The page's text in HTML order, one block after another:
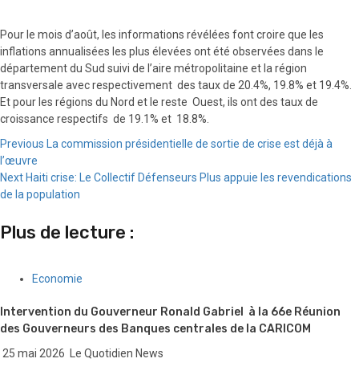
Pour le mois d’août, les informations révélées font croire que les
inflations annualisées les plus élevées ont été observées dans le
département du Sud suivi de l’aire métropolitaine et la région
transversale avec respectivement des taux de 20.4%, 19.8% et 19.4%.
Et pour les régions du Nord et le reste Ouest, ils ont des taux de
croissance respectifs de 19.1% et 18.8%.
Continue
Reading
Previous La commission présidentielle de sortie de crise est déjà à
l’œuvre
Next Haiti crise: Le Collectif Défenseurs Plus appuie les revendications
de la population
Plus de lecture :
Economie
Intervention du Gouverneur Ronald Gabriel à la 66e Réunion
des Gouverneurs des Banques centrales de la CARICOM
25 mai 2026 Le Quotidien News